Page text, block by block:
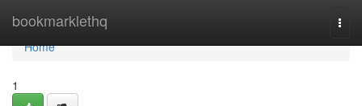
bookmarklethq
Home
Home
1